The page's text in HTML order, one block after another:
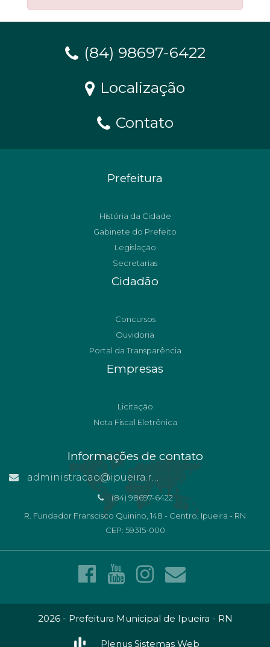
(84) 98697-6422
Localização
Contato
Prefeitura
História da Cidade
Gabinete do Prefeito
Legislação
Secretarias
Cidadão
Concursos
Ouvidoria
Portal da Transparência
Empresas
Licitação
Nota Fiscal Eletrônica
Informações de contato
administracao@ipueira.rn.gov.br
(84) 98697-6422
R. Fundador Franscisco Quinino, 148 - Centro, Ipueira - RN
CEP: 59315-000
2026 - Prefeitura Municipal de Ipueira - RN
Plenus Sistemas Web